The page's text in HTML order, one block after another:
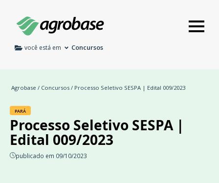
você está em Concursos
Agrobase / Concursos / Processo Seletivo SESPA | Edital 009/2023
PARÁ
Processo Seletivo SESPA |
Edital 009/2023
publicado em 09/10/2023